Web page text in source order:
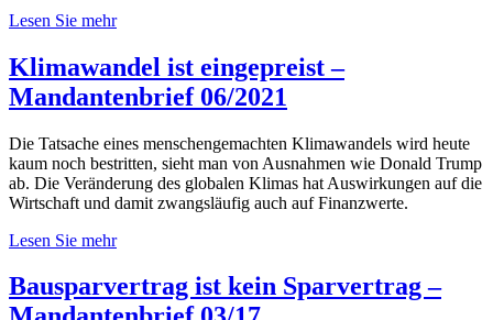
Lesen Sie mehr
Klimawandel ist eingepreist –
Mandantenbrief 06/2021
Die Tatsache eines menschengemachten Klimawandels wird heute
kaum noch bestritten, sieht man von Ausnahmen wie Donald Trump
ab. Die Veränderung des globalen Klimas hat Auswirkungen auf die
Wirtschaft und damit zwangsläufig auch auf Finanzwerte.
Lesen Sie mehr
Bausparvertrag ist kein Sparvertrag –